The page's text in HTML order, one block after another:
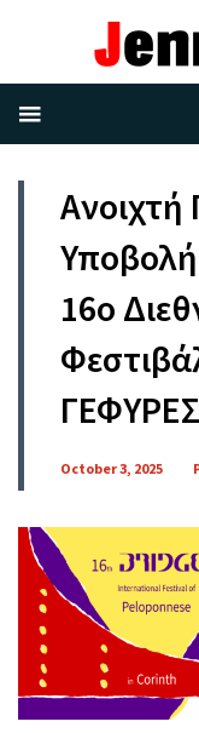
16ο
October 3, 2025